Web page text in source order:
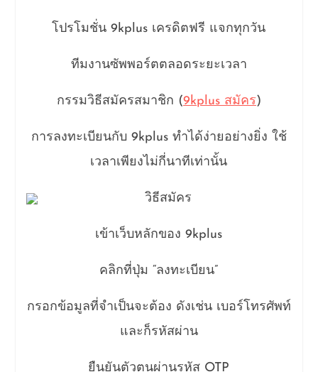
โปรโมชั่น 9kplus เครดิตฟรี แจกทุกวัน
ทีมงานซัพพอร์ตตลอดระยะเวลา
กรรมวิธีสมัครสมาชิก (9kplus สมัคร)
การลงทะเบียนกับ 9kplus ทำได้ง่ายอย่างยิ่ง ใช้
เวลาเพียงไม่กี่นาทีเท่านั้น
วิธีสมัคร
เข้าเว็บหลักของ 9kplus
คลิกที่ปุ่ม “ลงทะเบียน”
กรอกข้อมูลที่จำเป็นจะต้อง ดังเช่น เบอร์โทรศัพท์
และก็รหัสผ่าน
ยืนยันตัวตนผ่านรหัส OTP